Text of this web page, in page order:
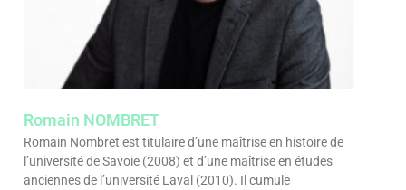
Romain NOMBRET
Romain Nombret est titulaire d’une maîtrise en histoire de
l’université de Savoie (2008) et d’une maîtrise en études
anciennes de l’université Laval (2010). Il cumule